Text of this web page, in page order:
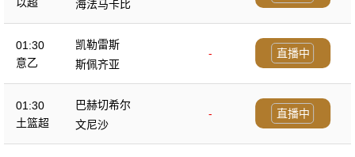
以超
海法马卡比
01:30
意乙
凯勒雷斯
-
斯佩齐亚
直播中
01:30
土篮超
巴赫切希尔
-
文尼沙
直播中